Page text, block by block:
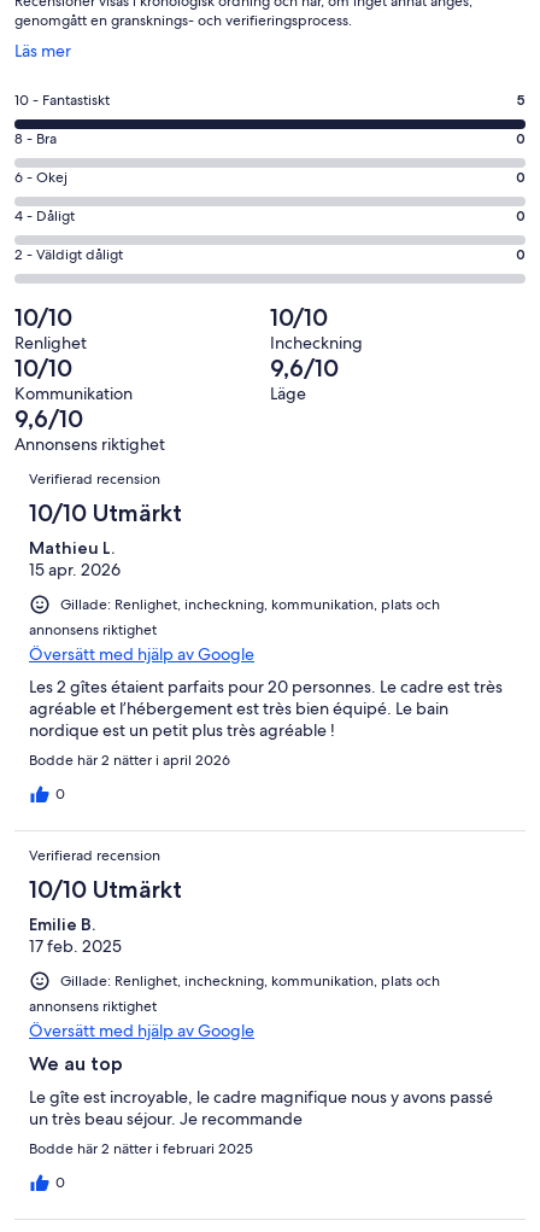
genomgått en gransknings- och verifieringsprocess.
Läs mer
Öppnas
ett
nytt
fönster
10
-
Fantastiskt
i
betyg.
5
av
5
recensioner
10 - Fantastiskt 5
8
-
Bra
i
betyg.
0
av
5
recensioner
8 - Bra 0
6
-
Okej
i
betyg.
0
av
5
recensioner
6 - Okej 0
4
-
Dåligt
betyg.
0
av
5
recensioner
4 - Dåligt 0
2
-
Väldigt
dåligt
i
betyg.
0
av
5
recensioner
2 - Väldigt dåligt 0
10/10
Renlighet
10/10
Incheckning
10/10
Kommunikation
9,6/10
Läge
9,6/10
Annonsens riktighet
Recensioner
Verifierad recension
10/10 Utmärkt
Mathieu L.
15 apr. 2026
Gillade: Renlighet, incheckning, kommunikation, plats och
annonsens riktighet
Översätt med hjälp av Google
Les 2 gîtes étaient parfaits pour 20 personnes. Le cadre est très
agréable et l’hébergement est très bien équipé. Le bain
nordique est un petit plus très agréable !
Bodde här 2 nätter i april 2026
0
Verifierad recension
10/10 Utmärkt
Emilie B.
17 feb. 2025
Gillade: Renlighet, incheckning, kommunikation, plats och
annonsens riktighet
Översätt med hjälp av Google
We au top
Le gîte est incroyable, le cadre magnifique nous y avons passé
un très beau séjour. Je recommande
Bodde här 2 nätter i februari 2025
0